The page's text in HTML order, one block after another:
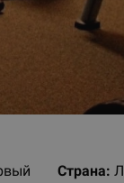
Страна: